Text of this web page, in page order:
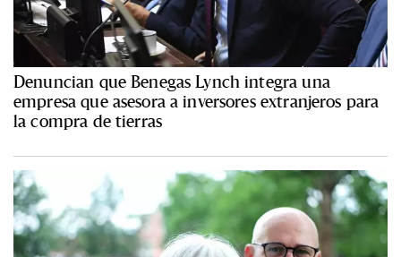
Denuncian que Benegas Lynch integra una
empresa que asesora a inversores extranjeros para
la compra de tierras